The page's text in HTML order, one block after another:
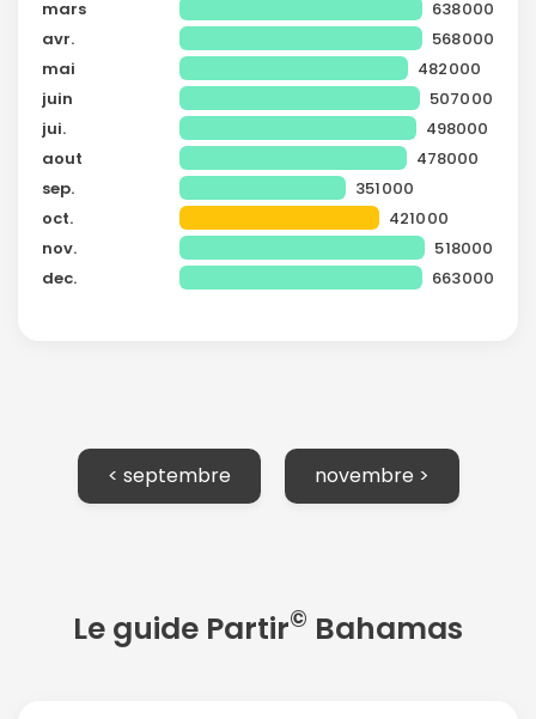
mars
638000
avr.
568000
mai
482000
juin
507000
jui.
498000
aout
478000
sep.
351000
oct.
421000
nov.
518000
dec.
663000
< septembre novembre >
Le guide Partir© Bahamas
Continuer avec Apple
Politique de
confidentialité.